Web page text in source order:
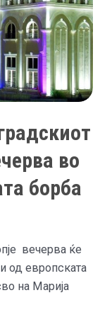
во
борба
вечерва ќе
од европската
на Марија